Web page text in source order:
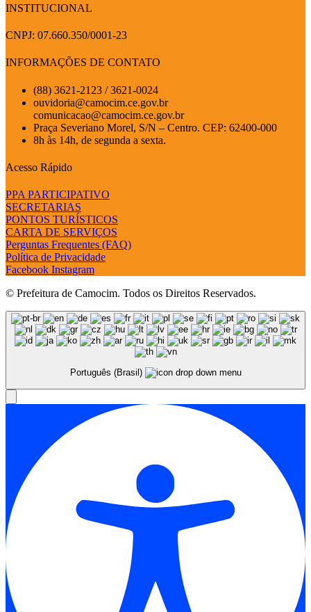
INSTITUCIONAL
CNPJ: 07.660.350/0001-23
INFORMAÇÕES DE CONTATO
(88) 3621-2123 / 3621-0024
ouvidoria@camocim.ce.gov.br
comunicacao@camocim.ce.gov.br
Praça Severiano Morel, S/N – Centro. CEP: 62400-000
8h às 14h, de segunda a sexta.
Acesso Rápido
PPA PARTICIPATIVO
SECRETARIAS
PONTOS TURÍSTICOS
CARTA DE SERVIÇOS
Perguntas Frequentes (FAQ)
Política de Privacidade
Facebook Instagram
© Prefeitura de Camocim. Todos os Direitos Reservados.
Português (Brasil)